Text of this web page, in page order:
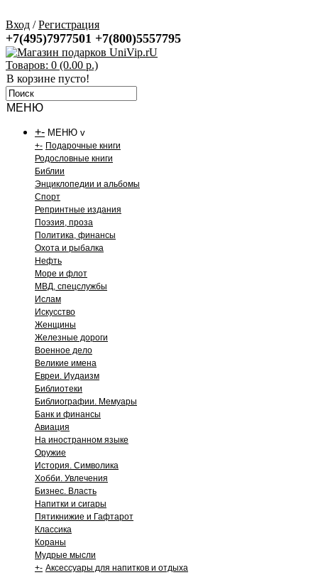
Вход /Регистрация
+7(495)7977501 +7(800)5557795
Товаров: 0 (0.00 р.)
В корзине пусто!
МЕНЮ
+- МЕНЮ v
+- Подарочные книги
Родословные книги
Библии
Энциклопедии и альбомы
Спорт
Репринтные издания
Поэзия, проза
Политика, финансы
Охота и рыбалка
Нефть
Море и флот
МВД, спецслужбы
Ислам
Искусство
Женщины
Железные дороги
Военное дело
Великие имена
Евреи. Иудаизм
Библиотеки
Библиографии. Мемуары
Банк и финансы
Авиация
На иностранном языке
Оружие
История. Символика
Хобби. Увлечения
Бизнес. Власть
Напитки и сигары
Пятикнижие и Гафтарот
Классика
Кораны
Мудрые мысли
+- Аксессуары для напитков и отдыха